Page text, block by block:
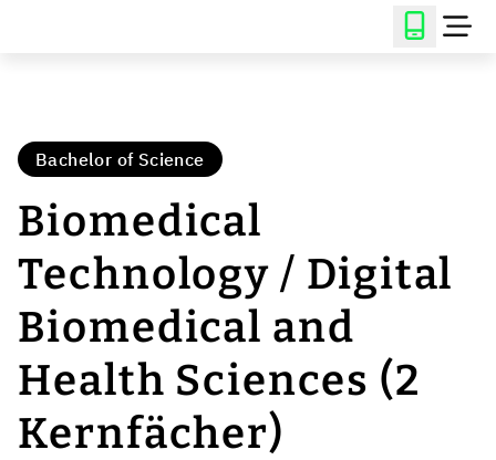
Bachelor of Science
Biomedical
Technology / Digital
Biomedical and
Health Sciences (2
Kernfächer)